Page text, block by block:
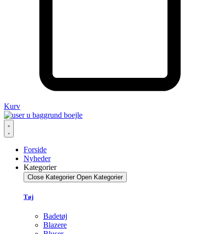
Kurv
Forside
Nyheder
Kategorier
Close Kategorier Open Kategorier
Tøj
Badetøj
Blazere